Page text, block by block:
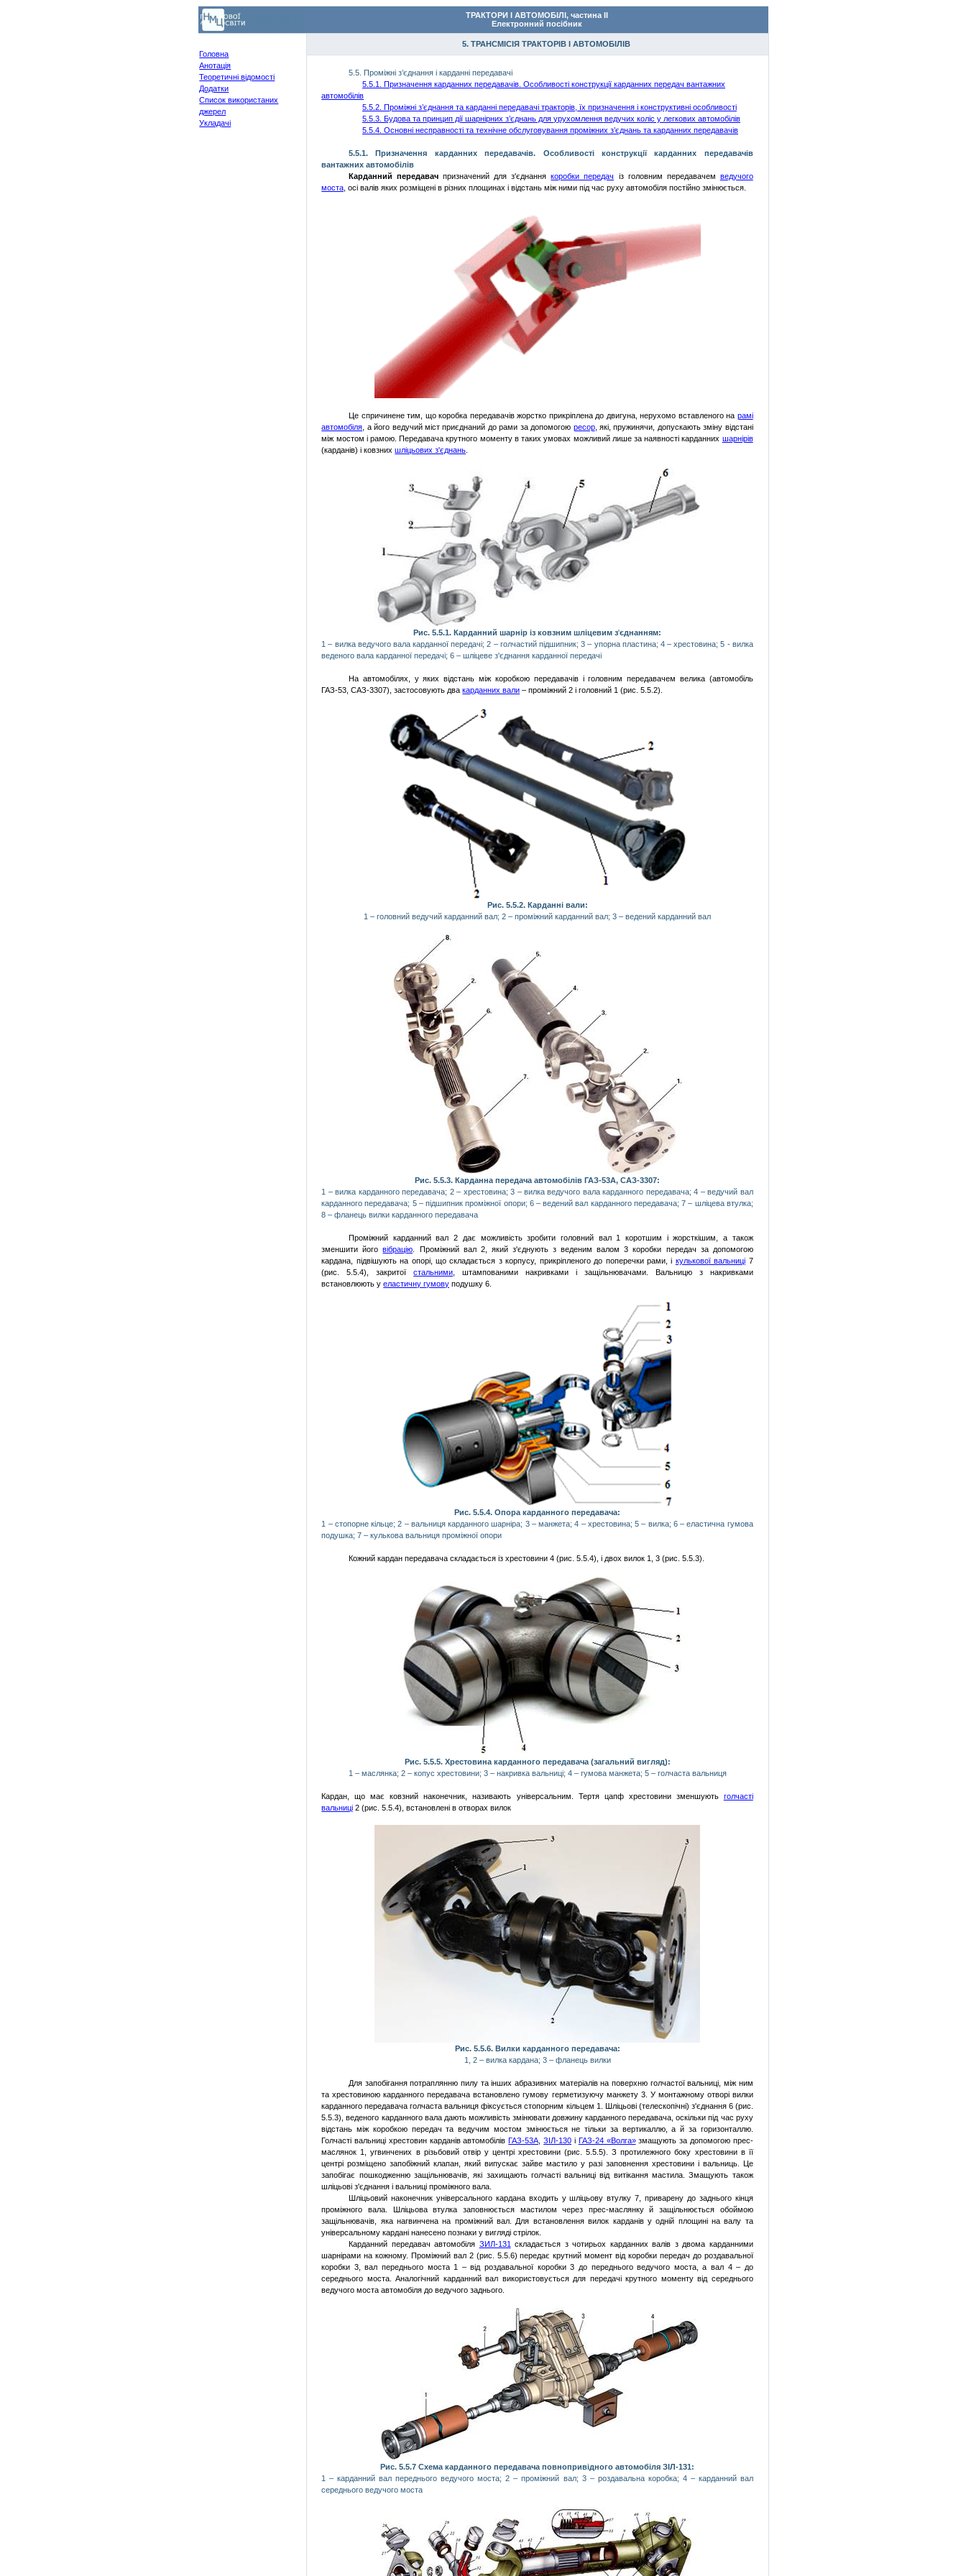
ТРАКТОРИ І АВТОМОБІЛІ, частина ІІ
Електронний посібник
Головна
Анотація
Теоретичні відомості
Додатки
Список використаних
джерел
Укладачі
5. ТРАНСМІСІЯ ТРАКТОРІВ І АВТОМОБІЛІВ
5.5. Проміжні з’єднання і карданні передавачі
5.5.1. Призначення карданних передавачів. Особливості конструкції карданних передач вантажних
автомобілів
5.5.2. Проміжні з’єднання та карданні передавачі тракторів , їх призначення і конструктивні особливості
5.5.3. Будова та принцип дії шарнірних з’єднань для урухомлення ведучих коліс у легкових автомобілів
5.5.4. Основні несправності та технічне обслуговування проміжних з’єднань та карданних передавачів
5.5.1. Призначення карданних передавачів. Особливості конструкції карданних передавачів
вантажних автомобілів
Карданний передавач призначений для з'єднаннякоробки передач із головним передавачем ведучого
моста , осі валів яких розміщені в різних площинах і відстань між ними під час руху автомобіля постійно змінюється.
Це спричинене тим, що коробка передавачів жорстко прикріплена до двигуна, нерухомо вставленого на рамі
автомобіля , а його ведучий міст приєднаний до рами за допомогою ресор, які, пружинячи, допускають зміну відстані
між мостом і рамою. Передавача крутного моменту в таких умовах можливий лише за наявності карданних шарнірів
(карданів) і ковзнихшліцьових з'єднань
Рис. 5.5.1. Карданний шарнір із ковзним шліцевим з'єднанням:
1 – вилка ведучого вала карданної передачі; 2 – голчастий підшипник; 3 – упорна пластина; 4 – хрестовина; 5 - вилка
веденого вала карданної передачі; 6 – шліцеве з'єднання карданної передачі
На автомобілях, у яких відстань між коробкою передавачів і головним передавачем велика (автомобіль
ГАЗ-53, САЗ-3307), застосовують двакарданних вали – проміжний 2 і головний 1 (рис. 5.5.2).
Рис. 5.5.2. Карданні вали:
1 – головний ведучий карданний вал; 2 – проміжний карданний вал; 3 – ведений карданний вал
Рис. 5.5.3. Карданна передача автомобілів ГАЗ-53А, САЗ-3307:
1 – вилка карданного передавача; 2 – хрестовина; 3 – вилка ведучого вала карданного передавача; 4 – ведучий вал
карданного передавача; 5 – підшипник проміжної опори; 6 – ведений вал карданного передавача; 7 – шліцева втулка;
8 – фланецьвилки карданного передавача
Проміжний карданний вал 2 дає можливість зробити головний вал 1 коротшим і жорсткішим, а також
зменшити йоговібрацію . Проміжний вал 2, який з'єднують з веденим валом 3 коробки передач за допомогою
кардана, підвішують на опорі, що складається з корпусу, прикріпленого до поперечки рами, і кулькової вальниці 7
(рис. 5.5.4), закритоїстальними , штампованими накривками і защільнювачами. Вальницю з накривками
встановлюють уеластичну гумову подушку 6.
Рис. 5.5.4. Опора карданного передавача:
1 – стопорне кільце; 2 – вальниця карданного шарніра; 3 – манжета; 4 – хрестовина; 5 – вилка; 6 – еластична гумова
подушка; 7 – кулькова вальниця проміжної опори
Кожний кардан передавача складається із хрестовини 4 (рис. 5.5.4), і двох вилок 1, 3 (рис. 5.5.3).
Рис. 5.5.5. Хрестовина карданного передавача (загальний вигляд):
1 – маслянка; 2 – копус хрестовини; 3 – накривка вальниці; 4 – гумова манжета; 5 – голчаста вальниця
Кардан, що має ковзний наконечник, називають універсальним. Тертя цапф хрестовини зменшують голчасті
вальниці 2 (рис. 5.5.4), встановлені в отворах вилок
Рис. 5.5.6. Вилки карданного передавача:
1, 2 – вилка кардана; 3 – фланець вилки
Для запобігання потраплянню пилу та інших абразивних матеріалів на поверхню голчастої вальниці, між ним
та хрестовиною карданного передавача встановлено гумову герметизуючу манжету 3. У монтажному отворі вилки
карданного передавача голчаста вальниця фіксується стопорним кільцем 1. Шліцьові (телескопічні) з'єднання 6 (рис.
5.5.3), веденого карданного вала дають можливість змінювати довжину карданного передавача, оскільки під час руху
відстань між коробкою передач та ведучим мостом змінюється не тільки за вертикаллю, а й за горизонталлю.
Голчасті вальниці хрестовин карданів автомобілівГАЗ-53А ,ЗІЛ-130 і ГАЗ-24 «Волга» змащують за допомогою прес-
маслянок 1, угвинчених в різьбовий отвір у центрі хрестовини (рис. 5.5.5). З протилежного боку хрестовини в її
центрі розміщено запобіжний клапан, який випускає зайве мастило у разі заповнення хрестовини і вальниць. Це
запобігає пошкодженню защільнювачів, які захищають голчасті вальниці від витікання мастила. Змащують також
шліцьові з'єднання і вальниці проміжного вала.
Шліцьовий наконечник універсального кардана входить у шліцьову втулку 7, приварену до заднього кінця
проміжного вала. Шліцьова втулка заповнюється мастилом через прес-маслянку й защільнюється обоймою
защільнювачів, яка нагвинчена на проміжний вал. Для встановлення вилок карданів у одній площині на валу та
універсальному кардані нанесено познаки у вигляді стрілок.
Карданний передавач автомобіля ЗИЛ-131 складається з чотирьох карданних валів з двома карданними
шарнірами на кожному. Проміжний вал 2 (рис. 5.5.6) передає крутний момент від коробки передач до роздавальної
коробки 3, вал переднього моста 1 – від роздавальної коробки 3 до переднього ведучого моста, а вал 4 – до
середнього моста. Аналогічний карданний вал використовується для передачі крутного моменту від середнього
ведучого моста автомобіля до ведучого заднього.
Рис. 5.5.7 Схема карданного передавача повнопривідного автомобіля ЗІЛ-131:
1 – карданний вал переднього ведучого моста; 2 – проміжний вал; 3 – роздавальна коробка; 4 – карданний вал
середнього ведучого моста